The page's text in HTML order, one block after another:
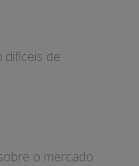
de
o mercado